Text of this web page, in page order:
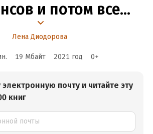
и потом все
Как не лениться?»
Лена Диодорова
19 Мбайт 2021 год 0+
почту и читайте эту
книг